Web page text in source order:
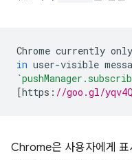
Chrome currently only
in user-visible
[https : //goo.gl/
Chrome은 사용자에게 표